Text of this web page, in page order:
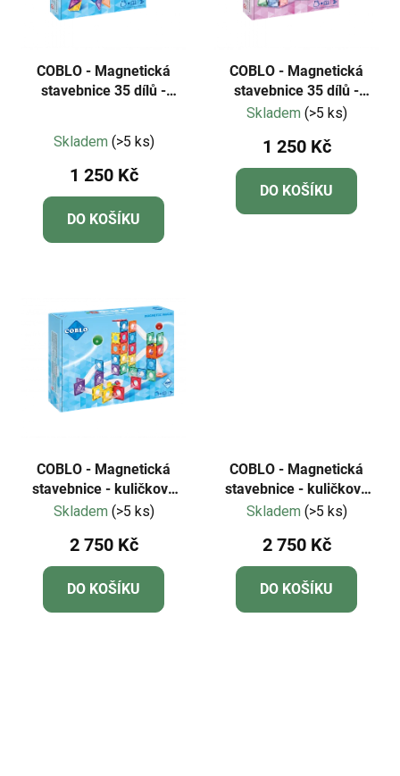
COBLO - Magnetická
stavebnice 35 dílů -
hodnocení
produktu
je
5,0
z
Skladem (>5 ks)
1 250 Kč
DO KOŠÍKU
COBLO - Magnetická
stavebnice 35 dílů -
Pastel
Skladem (>5 ks)
1 250 Kč
DO KOŠÍKU
COBLO - Magnetická
stavebnice - kuličková
dráha - 100 dílů - Classic
Skladem (>5 ks)
2 750 Kč
DO KOŠÍKU
COBLO - Magnetická
stavebnice - kuličková
dráha - 100 dílů - Pastel
Skladem (>5 ks)
2 750 Kč
DO KOŠÍKU